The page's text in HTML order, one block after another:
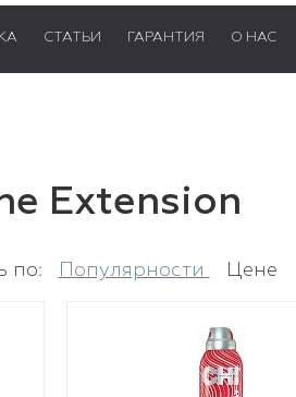
СТАТЬИ ГАРАНТИЯ О НАС
Extension
по: Популярности Цене